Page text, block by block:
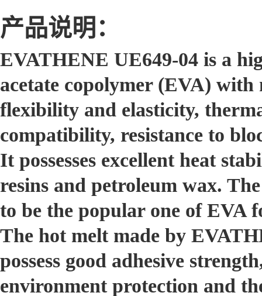
产品说明：
EVATHENE UE649-04 is a
acetate copolymer (EVA) with
flexibility and elasticity,
compatibility, resistance to
It possesses excellent heat
resins and petroleum wax.
to be the popular one of EVA
The hot melt made by
possess good adhesive
environment protection and